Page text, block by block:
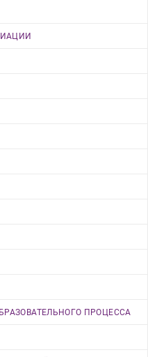
ПРОЦЕССА